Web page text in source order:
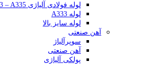
لوله فولادی آلیاژی A333 – A335
لوله A333
لوله سایز بالا
آهن صنعتی
سوپرآلیاژ
آهن صنعتی
پولکی آلیاژی